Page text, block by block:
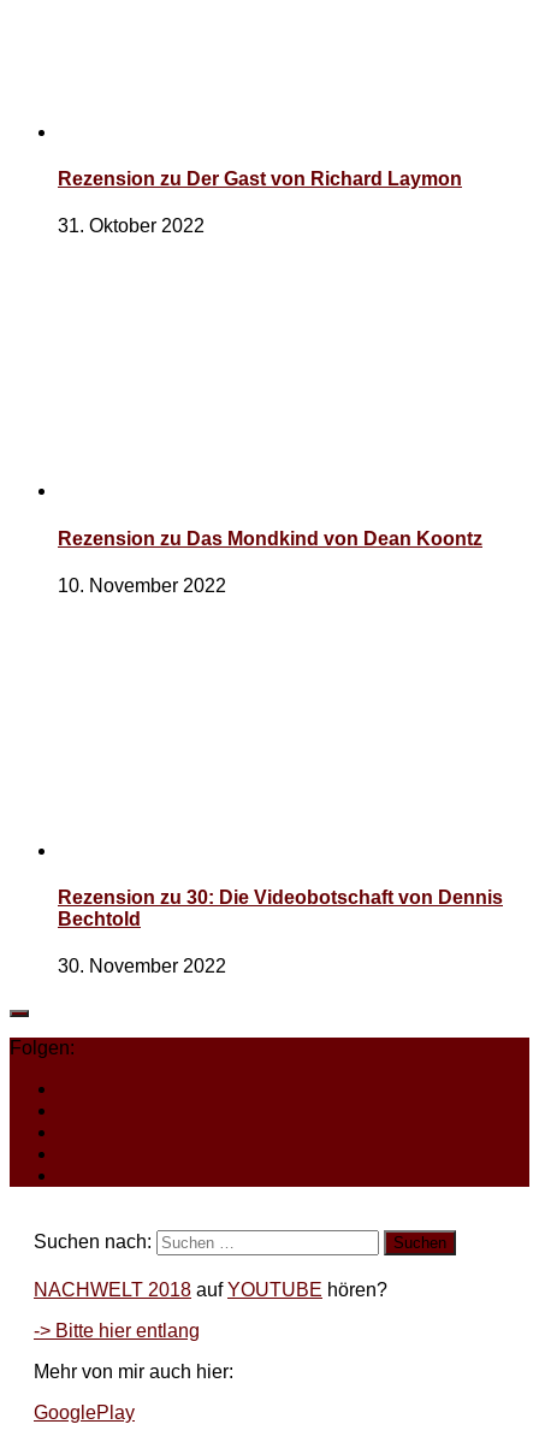
Rezension zu Der Gast von Richard Laymon
31. Oktober 2022
Rezension zu Das Mondkind von Dean Koontz
10. November 2022
Rezension zu 30: Die Videobotschaft von Dennis
Bechtold
30. November 2022
Folgen:
Suchen nach:
NACHWELT 2018 aufYOUTUBE hören?
-> Bitte hier entlang
Mehr von mir auch hier:
GooglePlay